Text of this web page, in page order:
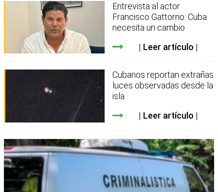
Entrevista al actor
Francisco Gattorno: Cuba
necesita un cambio
Leer artículo
Cubanos reportan extrañas
luces observadas desde la
isla
Leer artículo